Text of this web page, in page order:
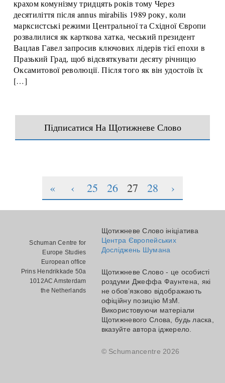
Остання в низці духовних революцій, що стояли за
крахом комунізму тридцять років тому Через
десятиліття після annus mirabilis 1989 року, коли
марксистські режими Центральної та Східної Європи
розвалилися як карткова хатка, чеський президент
Вацлав Гавел запросив ключових лідерів тієї епохи в
Празький Град, щоб відсвяткувати десяту річницю
Оксамитової революції. Після того як він удостоїв їх
« ‹ 25 26 27 28 ›
Schuman Centre for
Europe Studies
European office
Prins Hendrikkade 50a
Щотижневе Слово ініціатива
Досліджень Шумана
Щотижневе Слово - це особисті
роздуми Джеффа Фаунтена, які
не обов’язково відображають
офіційну позицію МзМ.
Використовуючи матеріали
вказуйте автора іджерело.